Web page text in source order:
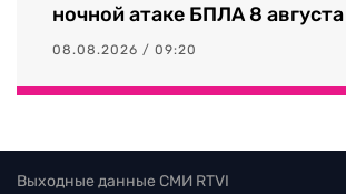
ночной атаке БПЛА 8 августа
08.08.2026 / 09:20
Выходные данные СМИ RTVI